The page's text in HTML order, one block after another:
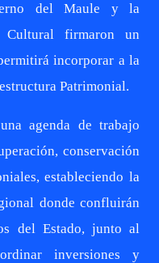
del Maule y la
Cultural firmaron un
incorporar a la
Patrimonial.
agenda de trabajo
conservación
estableciendo la
donde confluirán
del Estado, junto al
inversiones y